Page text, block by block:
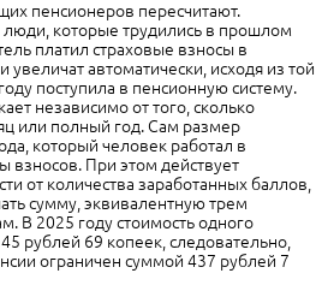
пенсионеров пересчитают.
которые трудились в прошлом
платил страховые взносы в
автоматически, исходя из той
поступила в пенсионную систему.
независимо от того, сколько
или полный год. Сам размер
который человек работал в
При этом действует
от количества заработанных баллов,
сумму, эквивалентную трем
В 2025 году стоимость одного
рублей 69 копеек, следовательно,
ограничен суммой 437 рублей 7